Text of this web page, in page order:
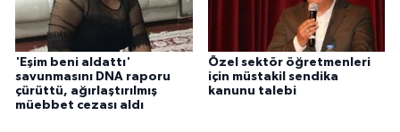
'Eşim beni aldattı'
savunmasını DNA raporu
çürüttü, ağırlaştırılmış
müebbet cezası aldı
Özel sektör öğretmenleri
için müstakil sendika
kanunu talebi